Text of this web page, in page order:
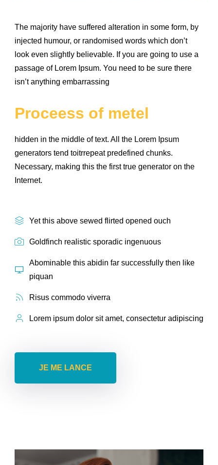
The majority have suffered alteration in some form, by
injected humour, or randomised words which don’t
look even slightly believable. If you are going to use a
passage of Lorem Ipsum. You need to be sure there
isn’t anything embarrassing
Proceess of metel
hidden in the middle of text. All the Lorem Ipsum
generators tend toitrrepeat predefined chunks.
Necessary, making this the first true generator on the
Internet.
Yet this above sewed flirted opened ouch
Goldfinch realistic sporadic ingenuous
Abominable this abidin far successfully then like
piquan
Risus commodo viverra
Lorem ipsum dolor sit amet, consectetur adipiscing
JE ME LANCE